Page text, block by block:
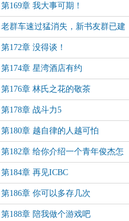
第169章 我大事可期！
老群车速过猛消失，新书友群已建
第172章 没得谈！
第174章 星湾酒店有约
第176章 林氏之花的敬茶
第178章 战斗力5
第180章 越自律的人越可怕
第182章 给你介绍一个青年俊杰怎
么样？
第184章 再见ICBC
第186章 你可以多存几次
第188章 陪我做个游戏吧